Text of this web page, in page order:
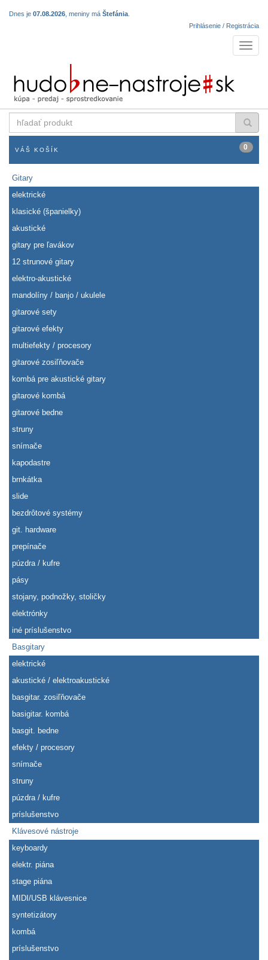
Dnes je 07.08.2026 , meniny má Štefánia
Prihlásenie / Registrácia
produkt
VÁŠ KOŠÍK 0
Gitary
elektrické
klasické (španielky)
akustické
gitary pre ľavákov
12 strunové gitary
elektro-akustické
mandolíny / banjo / ukulele
gitarové sety
gitarové efekty
multiefekty / procesory
gitarové zosiľňovače
kombá pre akustické gitary
gitarové kombá
gitarové bedne
struny
snímače
kapodastre
brnkátka
slide
bezdrôtové systémy
git. hardware
prepínače
púzdra / kufre
pásy
stojany, podnožky, stoličky
elektrónky
iné príslušenstvo
Basgitary
elektrické
akustické / elektroakustické
basgitar. zosiľňovače
basigitar. kombá
basgit. bedne
efekty / procesory
snímače
struny
púzdra / kufre
príslušenstvo
Klávesové nástroje
keyboardy
elektr. piána
stage piána
MIDI/USB klávesnice
syntetizátory
kombá
príslušenstvo